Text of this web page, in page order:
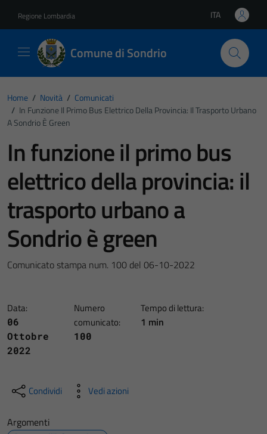
Regione Lombardia Lingua attiva:
ITA
Comune di Sondrio
Home / Novità / Comunicati
/ In Funzione Il Primo Bus Elettrico Della Provincia: Il Trasporto Urbano
A Sondrio È Green
In funzione il primo bus
elettrico della provincia: il
trasporto urbano a
Sondrio è green
Comunicato stampa num. 100 del 06-10-2022
Data:
06
Ottobre
2022
Numero
comunicato:
100
Tempo di lettura:
1 min
Condividi Vedi azioni
Argomenti